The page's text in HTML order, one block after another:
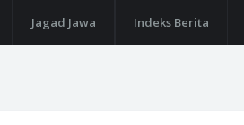
Jagad Jawa Indeks Berita